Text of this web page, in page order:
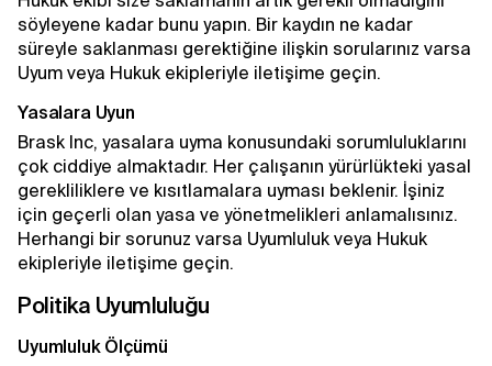
söyleyene kadar bunu yapın. Bir kaydın ne kadar
süreyle saklanması gerektiğine ilişkin sorularınız varsa
Uyum veya Hukuk ekipleriyle iletişime geçin.
Yasalara Uyun
Brask Inc, yasalara uyma konusundaki sorumluluklarını
çok ciddiye almaktadır. Her çalışanın yürürlükteki yasal
gerekliliklere ve kısıtlamalara uyması beklenir. İşiniz
için geçerli olan yasa ve yönetmelikleri anlamalısınız.
Herhangi bir sorunuz varsa Uyumluluk veya Hukuk
ekipleriyle iletişime geçin.
Politika Uyumluluğu
Uyumluluk Ölçümü